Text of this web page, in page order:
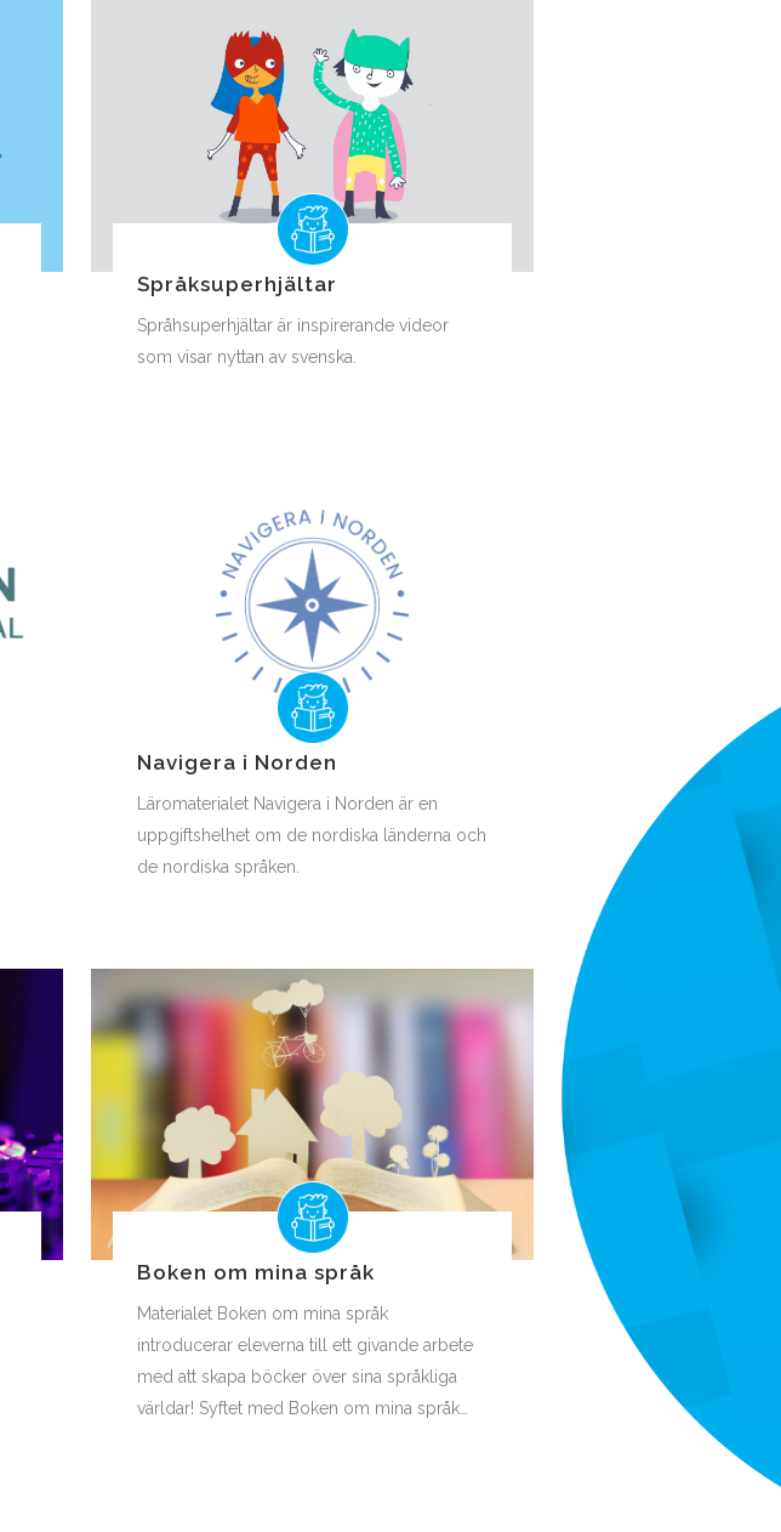
Språksuperhjältar
Språhsuperhjältar är inspirerande videor
som visar nyttan av svenska.
Navigera i Norden
Läromaterialet Navigera i Norden är en
uppgiftshelhet om de nordiska länderna och
de nordiska språken.
Boken om mina språk
Materialet Boken om mina språk
introducerar eleverna till ett givande arbete
med att skapa böcker över sina språkliga
världar! Syftet med Boken om mina språk…